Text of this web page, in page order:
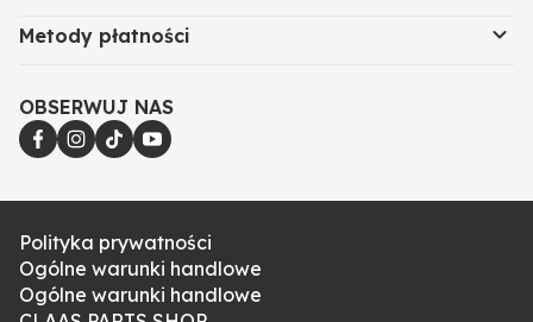
Metody płatności
OBSERWUJ NAS
Polityka prywatności
Ogólne warunki handlowe
Ogólne warunki handlowe